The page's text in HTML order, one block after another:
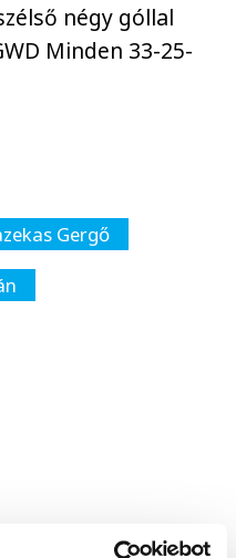
négy góllal
Minden 33-25-
Gergő